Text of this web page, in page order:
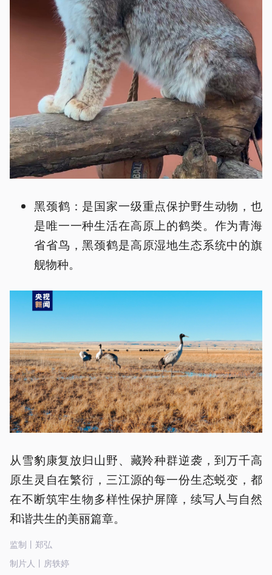
黑颈鹤：是国家一级重点保护野生动物，也
是唯一一种生活在高原上的鹤类。作为青海
省省鸟，黑颈鹤是高原湿地生态系统中的旗
舰物种。
从雪豹康复放归山野、藏羚种群逆袭，到万千高
原生灵自在繁衍，三江源的每一份生态蜕变，都
在不断筑牢生物多样性保护屏障，续写人与自然
和谐共生的美丽篇章。
监制丨郑弘
制片人丨房轶婷